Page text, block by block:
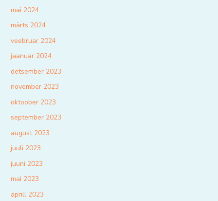
mai 2024
märts 2024
veebruar 2024
jaanuar 2024
detsember 2023
november 2023
oktoober 2023
september 2023
august 2023
juuli 2023
juuni 2023
mai 2023
aprill 2023